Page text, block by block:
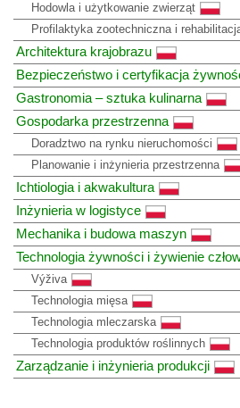
Hodowla i użytkowanie zwierząt
Profilaktyka zootechniczna i
Architektura krajobrazu
Bezpieczeństwo i certyfikacja
Gastronomia – sztuka kulinarna
Gospodarka przestrzenna
Doradztwo na rynku nieruchomości
Planowanie i inżynieria przestrzenna
Ichtiologia i akwakultura
Inżynieria w logistyce
Mechanika i budowa maszyn
Technologia żywności i żywienie
Výživa
Technologia mięsa
Technologia mleczarska
Technologia produktów roślinnych
Zarządzanie i inżynieria produkcji